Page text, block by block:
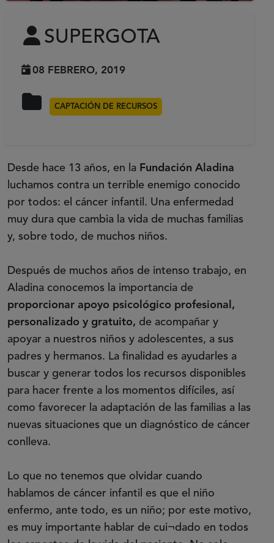
SUPERGOTA
08 FEBRERO, 2019
CAPTACIÓN DE RECURSOS
Desde hace 13 años, en la Fundación Aladina
luchamos contra un terrible enemigo conocido
por todos: el cáncer infantil. Una enfermedad
muy dura que cambia la vida de muchas familias
y, sobre todo, de muchos niños.
Después de muchos años de intenso trabajo, en
Aladina conocemos la importancia de
proporcionar apoyo psicológico profesional,
personalizado y gratuito, de acompañar y
apoyar a nuestros niños y adolescentes, a sus
padres y hermanos. La finalidad es ayudarles a
buscar y generar todos los recursos disponibles
para hacer frente a los momentos difíciles, así
como favorecer la adaptación de las familias a las
nuevas situaciones que un diagnóstico de cáncer
conlleva.
Lo que no tenemos que olvidar cuando
hablamos de cáncer infantil es que el niño
enfermo, ante todo, es un niño; por este motivo,
es muy importante hablar de cui¬dado en todos